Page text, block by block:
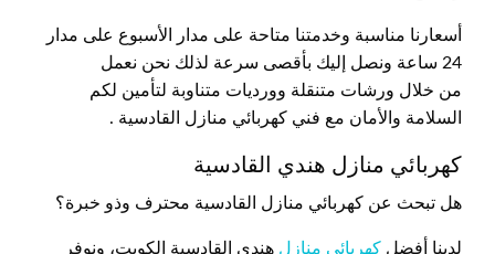
أسعارنا مناسبة وخدمتنا متاحة على مدار الأسبوع على مدار
24 ساعة ونصل إليك بأقصى سرعة لذلك نحن نعمل
من خلال ورشات متنقلة وورديات متناوبة لتأمين لكم
السلامة والأمان مع فني كهربائي منازل القادسية .
كهربائي منازل هندي القادسية
هل تبحث عن كهربائي منازل القادسية محترف وذو خبرة؟
لدينا أفضل كهربائي منازل هندي القادسية الكويت، ونوفر